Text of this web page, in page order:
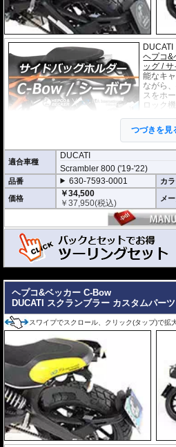
DUCATI
ヘプコ&
ッグ /
能なキ
ながら
スをホ
ロック
※耐加重
を除く)
※サイドケースは別売です。こちらからお求
※バッグの搭載位置を 50mm 前方または後
る移設キット(オプション)もあります。
つづきを見
適合車種
DUCATI
Scrambler 800 ('19-'22)
品番 630-7593-0001 カ
価格
￥34,500
￥37,950(税込) メ
バッグは下記の中から選択できます。
バッグ名をクリックすると各バッグの詳細ペ
ストリートP
630-7593-640 セ
オービット 630-7593-293 セ
ヘプコ&ベッカー C-Bow
DUCATI スクランブラー カスタムパーツ
スワイプでスクロール、クリック(タップ)で拡